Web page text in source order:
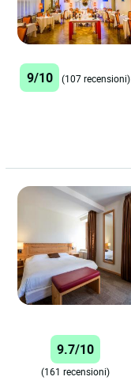
9/10 (107 recensioni)
9.7/10
(161 recensioni)